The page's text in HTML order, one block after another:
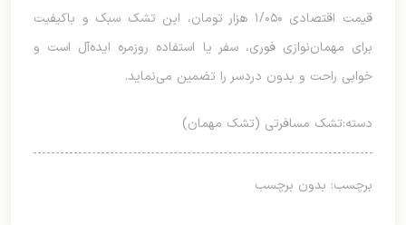
قیمت اقتصادی ۱/۰۵۰ هزار تومان، این تشک سبک و باکیفیت
برای مهمان‌نوازی فوری، سفر یا استفاده روزمره ایده‌آل است و
خوابی راحت و بدون دردسر را تضمین می‌نماید.
دسته:تشک مسافرتی (تشک مهمان)
برچسب: بدون برچسب